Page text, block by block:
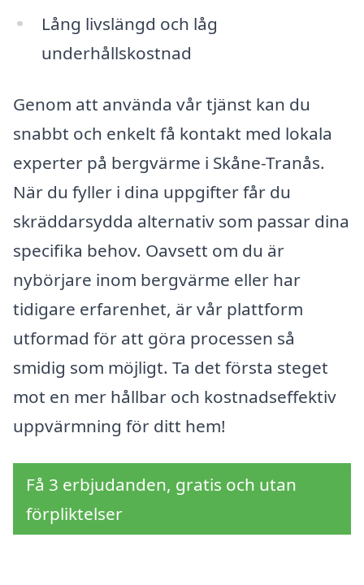
Lång livslängd och låg
underhållskostnad
Genom att använda vår tjänst kan du
snabbt och enkelt få kontakt med lokala
experter på bergvärme i Skåne-Tranås.
När du fyller i dina uppgifter får du
skräddarsydda alternativ som passar dina
specifika behov. Oavsett om du är
nybörjare inom bergvärme eller har
tidigare erfarenhet, är vår plattform
utformad för att göra processen så
smidig som möjligt. Ta det första steget
mot en mer hållbar och kostnadseffektiv
uppvärmning för ditt hem!
Få 3 erbjudanden, gratis och utan
förpliktelser